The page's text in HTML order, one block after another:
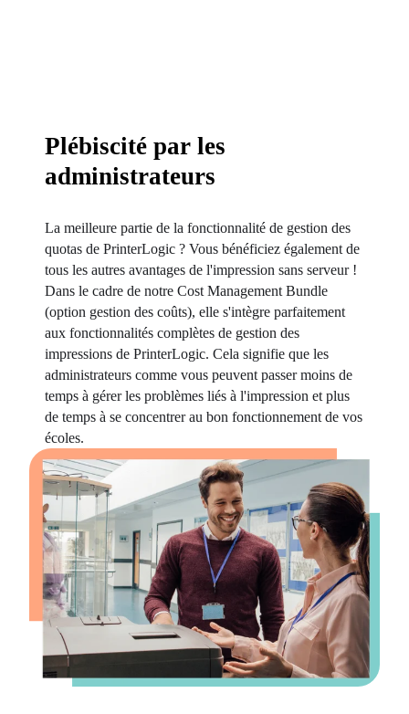
Plébiscité par les
administrateurs
La meilleure partie de la fonctionnalité de gestion des
quotas de PrinterLogic ? Vous bénéficiez également de
tous les autres avantages de l'impression sans serveur !
Dans le cadre de notre Cost Management Bundle
(option gestion des coûts), elle s'intègre parfaitement
aux fonctionnalités complètes de gestion des
impressions de PrinterLogic. Cela signifie que les
administrateurs comme vous peuvent passer moins de
temps à gérer les problèmes liés à l'impression et plus
de temps à se concentrer au bon fonctionnement de vos
écoles.